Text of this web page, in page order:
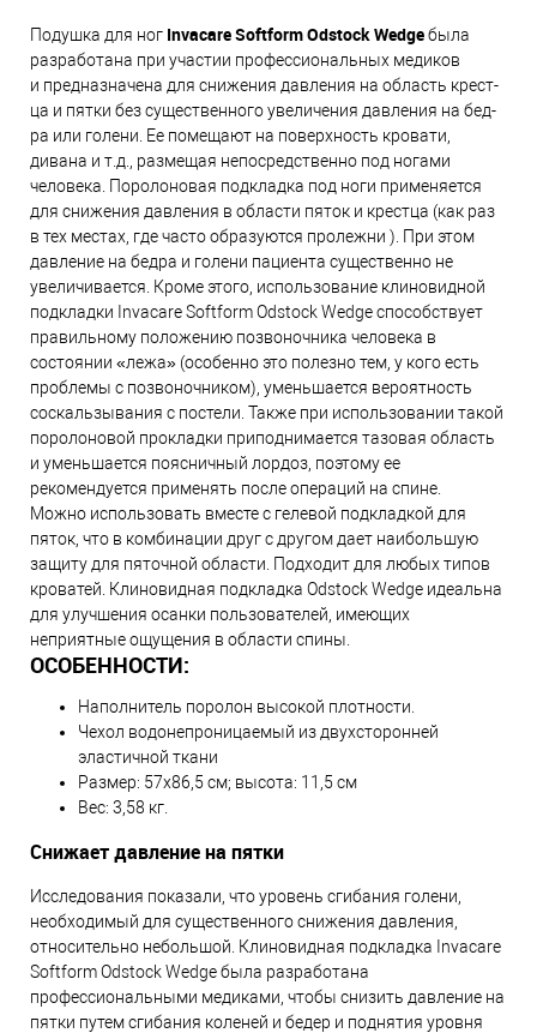
Подушка для ног Invacare Softform Odstock Wedgeбыла
разработана при участии профессиональных медиков
и предназначена для снижения давления на об­ласть крест­
ца и пят­ки без су­щес­твен­но­го уве­ли­че­ния дав­ле­ния на бед­
ра или го­ле­ни. Ее помещают на поверхность кровати,
дивана и т.д., размещая непосредственно под ногами
человека. Поролоновая подкладка под ноги применяется
для снижения давления в области пяток и крестца (как раз
в тех местах, где часто образуются пролежни ). При этом
давление на бедра и голени пациента существенно не
увеличивается. Кроме этого, использование клиновидной
подкладки Invacare Softform Odstock Wedge способствует
правильному положению позвоночника человека в
состоянии «лежа» (особенно это полезно тем, у кого есть
проблемы с позвоночником), уменьшается вероятность
соскальзывания с постели. Также при использовании такой
поролоновой прокладки приподнимается тазовая область
и уменьшается поясничный лордоз, поэтому ее
рекомендуется применять после операций на спине.
Можно использовать вместе с гелевой подкладкой для
пяток, что в комбинации друг с другом дает наибольшую
защиту для пяточной области. Подходит для любых типов
кроватей. Клиновидная подкладка Odstock Wedge идеальна
для улучшения осанки пользователей, имеющих
неприятные ощущения в области спины.
ОСОБЕННОСТИ:
Наполнитель поролон высокой плотности.
Чехол водонепроницаемый из двухсторонней
эластичной ткани
Размер: 57х86,5 см; высота: 11,5 см
Вес: 3,58 кг.
Снижает давление на пятки
Исследования показали, что уровень сгибания голени,
необходимый для существенного снижения давления,
относительно небольшой. Клиновидная подкладка Invacare
Softform Odstock Wedge была разработана
профессиональными медиками, чтобы снизить давление на
пятки путем сгибания коленей и бедер и поднятия уровня